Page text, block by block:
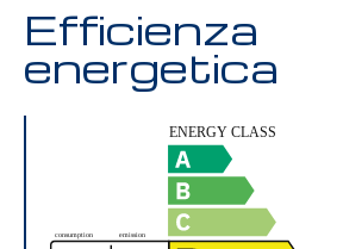
Efficienza
energetica